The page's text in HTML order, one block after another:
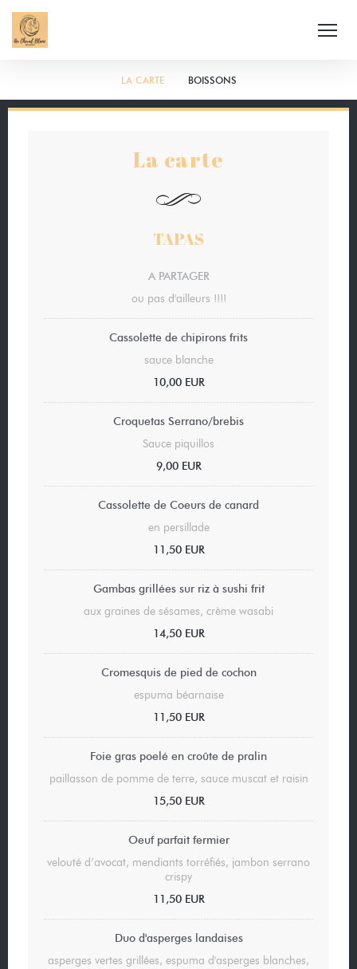
La carte
TAPAS
A PARTAGER
ou pas d'ailleurs !!!!
Cassolette de chipirons frits
sauce blanche
10,00 EUR
Croquetas Serrano/brebis
Sauce piquillos
9,00 EUR
Cassolette de Coeurs de canard
en persillade
11,50 EUR
Gambas grillées sur riz à sushi frit
aux graines de sésames, crème wasabi
14,50 EUR
Cromesquis de pied de cochon
espuma béarnaise
11,50 EUR
Foie gras poelé en croûte de pralin
paillasson de pomme de terre, sauce muscat et raisin
15,50 EUR
Oeuf parfait fermier
velouté d’avocat, mendiants torréfiés, jambon serrano
crispy
11,50 EUR
Duo d'asperges landaises
asperges vertes grillées, espuma d'asperges blanches,
LA CARTE BOISSONS